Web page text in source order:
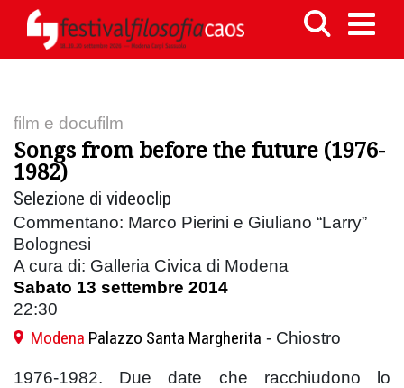
film e docufilm
Songs from before the future (1976-
1982)
Selezione di videoclip
Commentano: Marco Pierini e Giuliano “Larry”
Bolognesi
A cura di: Galleria Civica di Modena
Sabato 13 settembre 2014
22:30
Modena Palazzo Santa Margherita - Chiostro
1976-1982. Due date che racchiudono lo